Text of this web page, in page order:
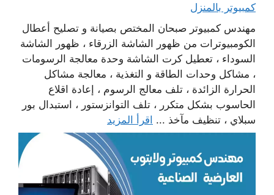
كمبيوتر بالمنزل
مهندس كمبيوتر صبحان المختص بصيانة و تصليح أعطال
الكومبيوترات من ظهور الشاشة الزرقاء ، ظهور الشاشة
السوداء ، تعطيل كرت الشاشة وحدة معالجة الرسومات
، مشاكل وحدات الطاقة و التغذية ، معالجة مشاكل
الحرارة الزائدة ، تلف معالج الرسوم ، إعادة اقلاع
الحاسوب بشكل متكرر ، تلف التوانزستور ، استبدال بور
سبلاي ، تنظيف مآخذ ... اقرأ المزيد